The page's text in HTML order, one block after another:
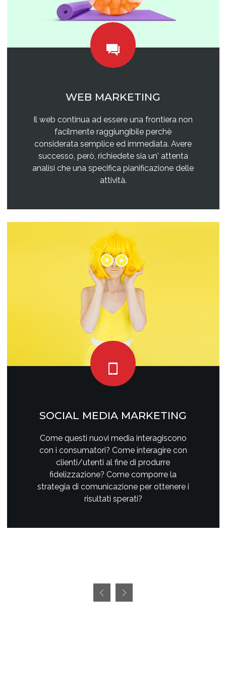
WEB MARKETING
Il web continua ad essere una frontiera non
facilmente raggiungibile perchè
considerata semplice ed immediata. Avere
successo, però, richiedete sia un' attenta
analisi che una specifica pianificazione delle
attività.
SOCIAL MEDIA MARKETING
Come questi nuovi media interagiscono
con i consumatori? Come interagire con
clienti/utenti al fine di produrre
fidelizzazione? Come comporre la
strategia di comunicazione per ottenere i
risultati sperati?